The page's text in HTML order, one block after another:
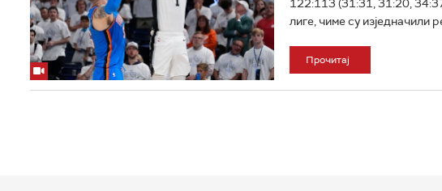
122:113 (31:31, 31:20,
лиге, чиме су изједначили
Прочитај